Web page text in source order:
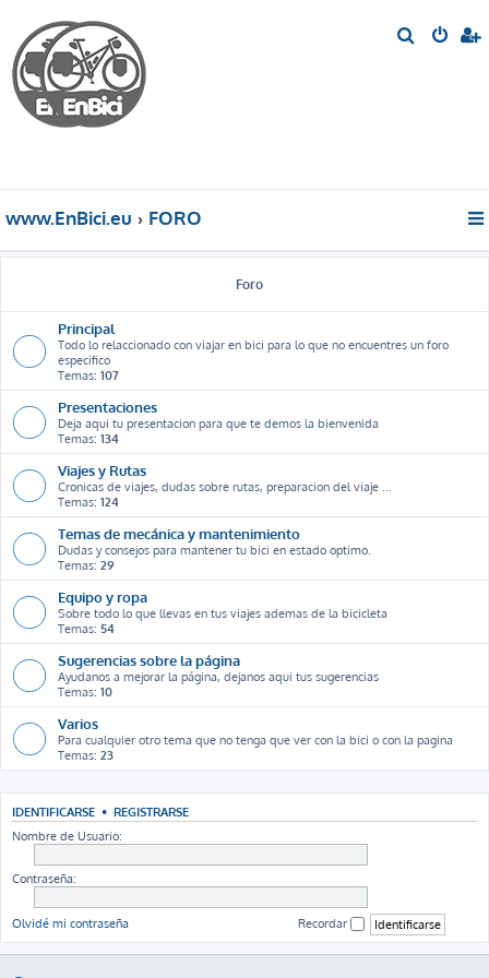
www.EnBici.eu FORO
Foro
Principal
Todo lo relaccionado con viajar en bici para lo que no encuentres un foro
especifico
Temas: 107
Presentaciones
Deja aqui tu presentacion para que te demos la bienvenida
Temas: 134
Viajes y Rutas
Cronicas de viajes, dudas sobre rutas, preparacion del viaje ...
Temas: 124
Temas de mecánica y mantenimiento
Dudas y consejos para mantener tu bici en estado optimo.
Temas: 29
Equipo y ropa
Sobre todo lo que llevas en tus viajes ademas de la bicicleta
Temas: 54
Sugerencias sobre la página
Ayudanos a mejorar la página, dejanos aqui tus sugerencias
Temas: 10
Varios
Para cualquier otro tema que no tenga que ver con la bici o con la pagina
Temas: 23
IDENTIFICARSE • REGISTRARSE
Nombre de Usuario:
Contraseña:
Olvidé mi contraseña Recordar